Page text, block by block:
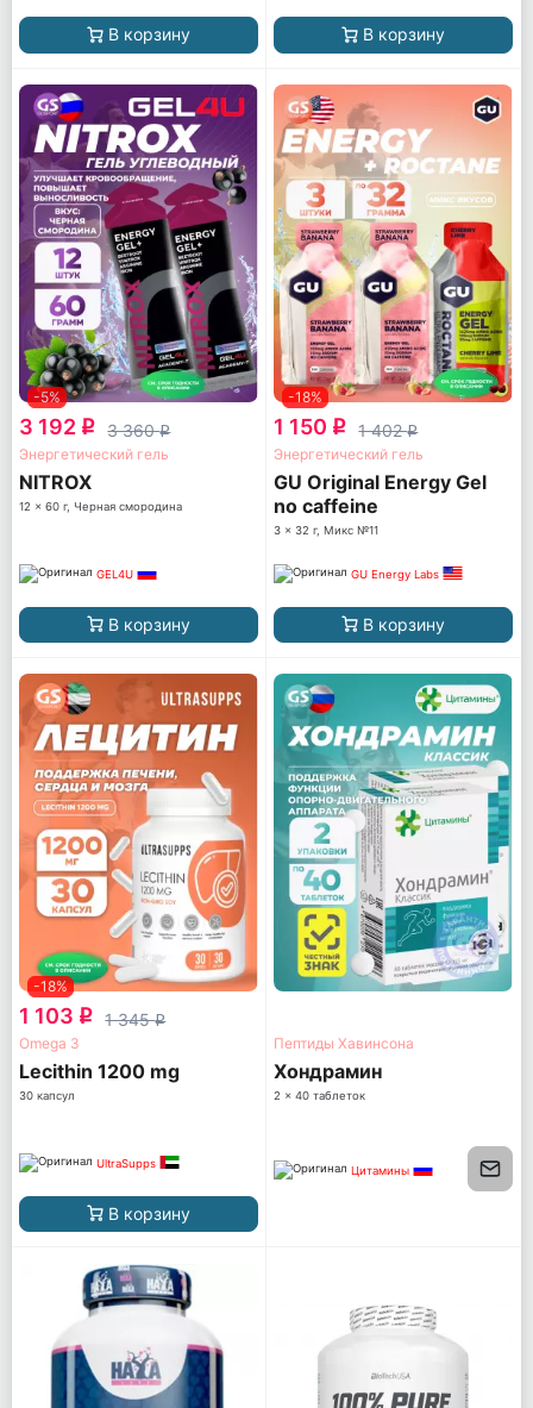
В корзину В корзину
-5%
3 192 q 3 360q
Энергетический гель
NITROX
12 x 60 г, Черная смородина
GEL4U
В корзину
-18%
1 150 q 1 402q
Энергетический гель
GU Original Energy Gel
no caffeine
3 x 32 г, Микс №11
GU Energy Labs
В корзину
-18%
1 103 q 1 345q
Omega 3
Lecithin 1200 mg
30 капсул
UltraSupps
В корзину
Пептиды Хавинсона
Хондрамин
2 x 40 таблеток
Цитамины